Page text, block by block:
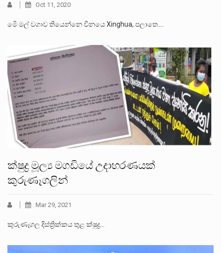
Oct 11, 2020
මෙි මල් වගාව තියෙන්නෙ චීනයෙ Xinghua, පලාතෙ.…
ක්ෂුද්‍ර මූල්‍ය මගඩියේ උදාහරණයක්
කුරුණෑගලින්
Mar 29, 2021
කුරුණෑගල දිස්ත්‍රික්කය තුළ ක්ෂුද්‍ර…